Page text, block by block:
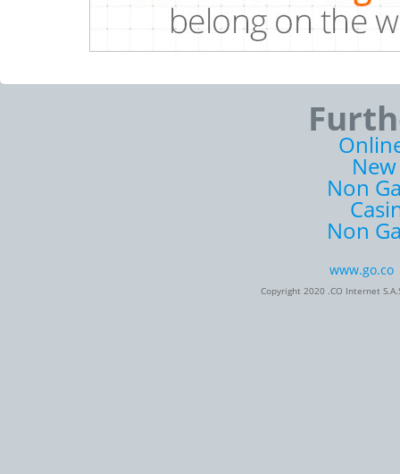
Non
Non
www.go.co
Copyright 2020 .CO Internet